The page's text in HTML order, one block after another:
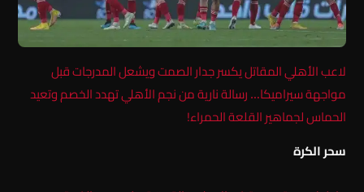
لاعب الأهلي المقاتل يكسر جدار الصمت ويشعل المدرجات قبل
مواجهة سيراميكا… رسالة نارية من نجم الأهلي تهدد الخصم وتعيد
الحماس لجماهير القلعة الحمراء!
سحر الكرة